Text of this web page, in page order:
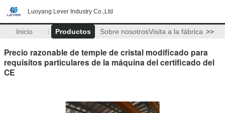
Luoyang Lever Industry Co.,Ltd
Inicio Productos Sobre nosotrosVisita a la fábrica >>
Precio razonable de temple de cristal modificado para
requisitos particulares de la máquina del certificado del
CE